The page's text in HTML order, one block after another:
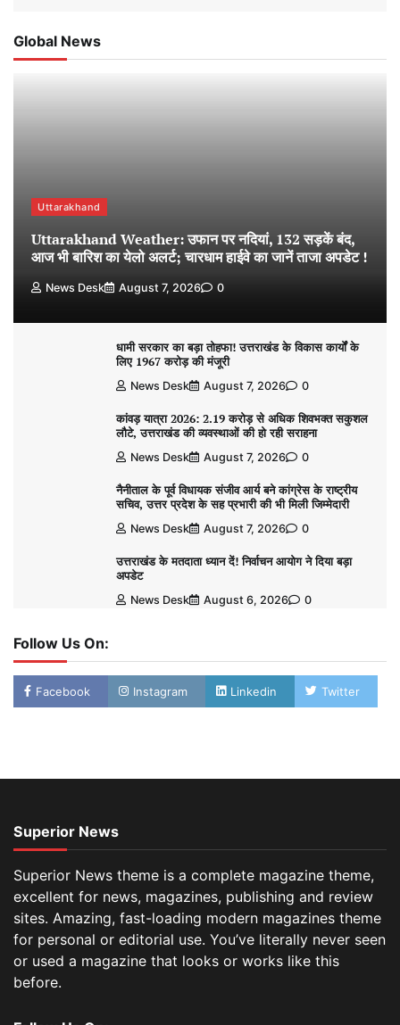
Global News
Uttarakhand
Uttarakhand Weather: उफान पर नदियां, 132 सड़कें बंद,
आज भी बारिश का येलो अलर्ट; चारधाम हाईवे का जानें ताजा अपडेट !
News Desk August 7, 2026 0
धामी सरकार का बड़ा तोहफा! उत्तराखंड के विकास कार्यों के
लिए 1967 करोड़ की मंजूरी
News Desk August 7, 2026 0
कांवड़ यात्रा 2026: 2.19 करोड़ से अधिक शिवभक्त सकुशल
लौटे, उत्तराखंड की व्यवस्थाओं की हो रही सराहना
News Desk August 7, 2026 0
नैनीताल के पूर्व विधायक संजीव आर्य बने कांग्रेस के राष्ट्रीय
सचिव, उत्तर प्रदेश के सह प्रभारी की भी मिली जिम्मेदारी
News Desk August 7, 2026 0
उत्तराखंड के मतदाता ध्यान दें! निर्वाचन आयोग ने दिया बड़ा
अपडेट
News Desk August 6, 2026 0
Follow Us On:
Facebook Instagram Linkedin Twitter
Superior News
Superior News theme is a complete magazine theme,
excellent for news, magazines, publishing and review
sites. Amazing, fast-loading modern magazines theme
for personal or editorial use. You’ve literally never seen
or used a magazine that looks or works like this
before.